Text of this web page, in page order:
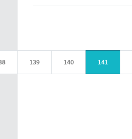
139 140 141